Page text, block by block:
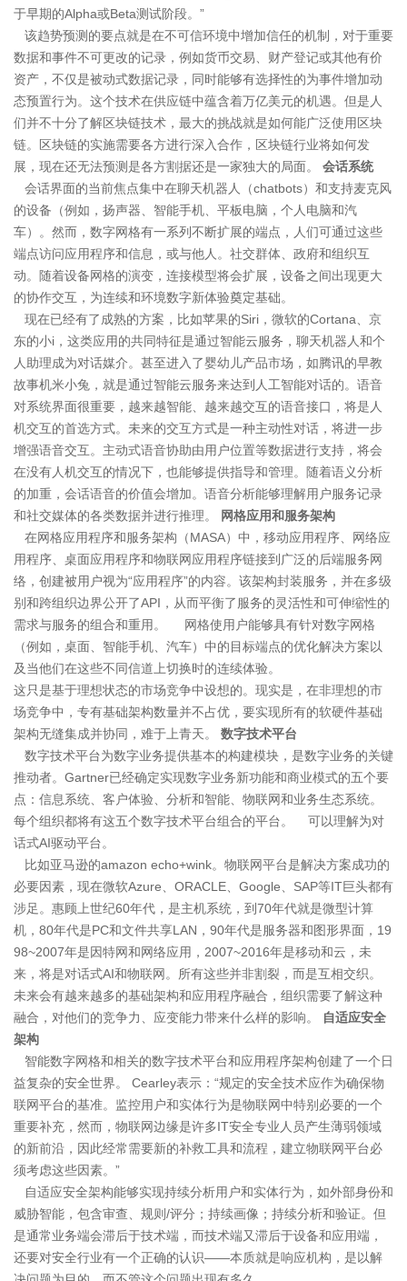
于早期的Alpha或Beta测试阶段。”
该趋势预测的要点就是在不可信环境中增加信任的机制，对于重要
数据和事件不可更改的记录，例如货币交易、财产登记或其他有价
资产，不仅是被动式数据记录，同时能够有选择性的为事件增加动
态预置行为。这个技术在供应链中蕴含着万亿美元的机遇。但是人
们并不十分了解区块链技术，最大的挑战就是如何能广泛使用区块
链。区块链的实施需要各方进行深入合作，区块链行业将如何发
展，现在还无法预测是各方割据还是一家独大的局面。 会话系统
会话界面的当前焦点集中在聊天机器人（chatbots）和支持麦克风
的设备（例如，扬声器、智能手机、平板电脑，个人电脑和汽
车）。然而，数字网格有一系列不断扩展的端点，人们可通过这些
端点访问应用程序和信息，或与他人。社交群体、政府和组织互
动。随着设备网格的演变，连接模型将会扩展，设备之间出现更大
的协作交互，为连续和环境数字新体验奠定基础。
现在已经有了成熟的方案，比如苹果的Siri，微软的Cortana、京
东的小i，这类应用的共同特征是通过智能云服务，聊天机器人和个
人助理成为对话媒介。甚至进入了婴幼儿产品市场，如腾讯的早教
故事机米小兔，就是通过智能云服务来达到人工智能对话的。语音
对系统界面很重要，越来越智能、越来越交互的语音接口，将是人
机交互的首选方式。未来的交互方式是一种主动性对话，将进一步
增强语音交互。主动式语音协助由用户位置等数据进行支持，将会
在没有人机交互的情况下，也能够提供指导和管理。随着语义分析
的加重，会话语音的价值会增加。语音分析能够理解用户服务记录
和社交媒体的各类数据并进行推理。
网格应用和服务架构
在网格应用程序和服务架构（MASA）中，移动应用程序、网络应
用程序、桌面应用程序和物联网应用程序链接到广泛的后端服务网
络，创建被用户视为“应用程序”的内容。该架构封装服务，并在多级
别和跨组织边界公开了API，从而平衡了服务的灵活性和可伸缩性的
需求与服务的组合和重用。 网格使用户能够具有针对数字网格
（例如，桌面、智能手机、汽车）中的目标端点的优化解决方案以
及当他们在这些不同信道上切换时的连续体验。
这只是基于理想状态的市场竞争中设想的。现实是，在非理想的市
场竞争中，专有基础架构数量并不占优，要实现所有的软硬件基础
架构无缝集成并协同，难于上青天。 数字技术平台
数字技术平台为数字业务提供基本的构建模块，是数字业务的关键
推动者。Gartner已经确定实现数字业务新功能和商业模式的五个要
点：信息系统、客户体验、分析和智能、物联网和业务生态系统。
每个组织都将有这五个数字技术平台组合的平台。 可以理解为对
话式AI驱动平台。
比如亚马逊的amazon echo+wink。物联网平台是解决方案成功的
必要因素，现在微软Azure、ORACLE、Google、SAP等IT巨头都有
涉足。惠顾上世纪60年代，是主机系统，到70年代就是微型计算
机，80年代是PC和文件共享LAN，90年代是服务器和图形界面，19
98~2007年是因特网和网络应用，2007~2016年是移动和云，未
来，将是对话式AI和物联网。所有这些并非割裂，而是互相交织。
未来会有越来越多的基础架构和应用程序融合，组织需要了解这种
融合，对他们的竞争力、应变能力带来什么样的影响。
自适应安全
架构
智能数字网格和相关的数字技术平台和应用程序架构创建了一个日
益复杂的安全世界。 Cearley表示：“规定的安全技术应作为确保物
联网平台的基准。监控用户和实体行为是物联网中特别必要的一个
重要补充，然而，物联网边缘是许多IT安全专业人员产生薄弱领域
的新前沿，因此经常需要新的补救工具和流程，建立物联网平台必
须考虑这些因素。”
自适应安全架构能够实现持续分析用户和实体行为，如外部身份和
威胁智能，包含审查、规则/评分；持续画像；持续分析和验证。但
是通常业务端会滞后于技术端，而技术端又滞后于设备和应用端，
还要对安全行业有一个正确的认识——本质就是响应机构，是以解